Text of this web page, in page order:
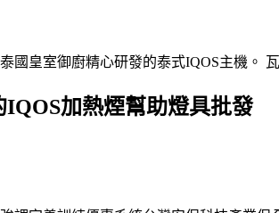
國皇室御廚精心研發的泰式IQOS主機。
加熱煙幫助燈具批發